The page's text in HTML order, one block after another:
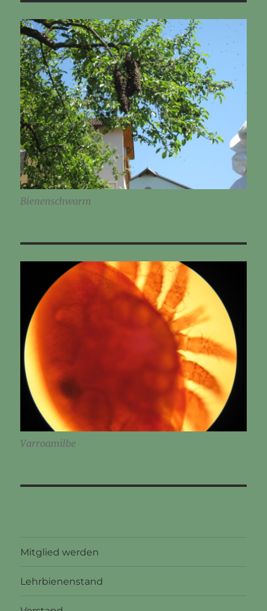
Bienenschwarm
Varroamilbe
Mitglied werden
Lehrbienenstand